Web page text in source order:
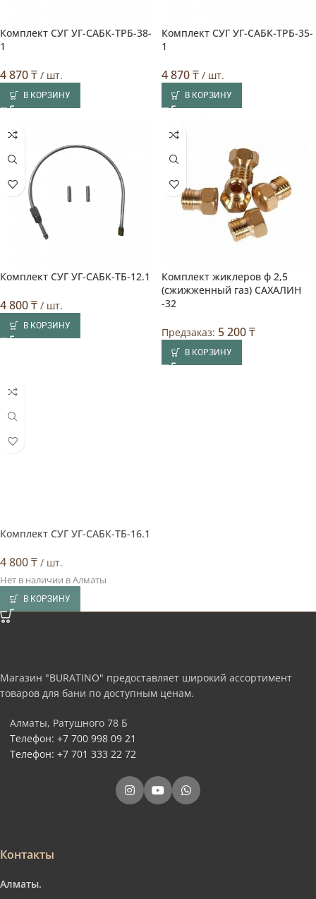
Комплект СУГ УГ-САБК-TPБ-38-
1
4 870₸ / шт.
В КОРЗИНУ
Комплект СУГ УГ-САБК-TPБ-35-
1
4 870₸ / шт.
В КОРЗИНУ
Комплект СУГ УГ-САБК-TБ-12.1
4 800₸ / шт.
В КОРЗИНУ
Комплект жиклеров ф 2,5
(сжижженный газ) САХАЛИН
-32
Предзаказ: 5 200₸
В КОРЗИНУ
Комплект СУГ УГ-САБК-TБ-16.1
4 800₸ / шт.
Нет в наличии в Алматы
В КОРЗИНУ
Магазин "BURATINO" предоставляет широкий ассортимент
товаров для бани по доступным ценам.
Алматы, Ратушного 78 Б
Телефон: +7 700 998 09 21
Телефон: +7 701 333 22 72
Контакты
Алматы.